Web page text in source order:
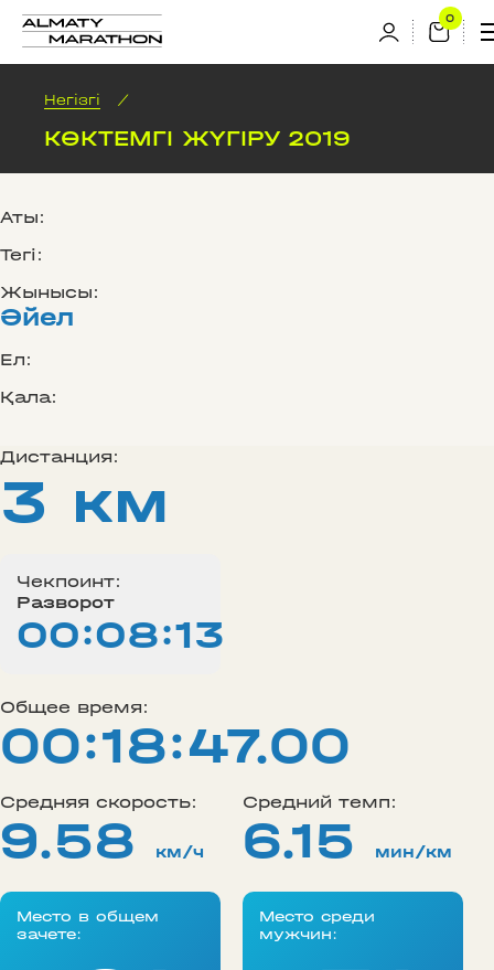
Негізгі /
КӨКТЕМГІ ЖҮГІРУ 2019
Аты:
Тегі:
Жынысы:
Әйел
Ел:
Қала:
Дистанция:
3 км
Чекпоинт:
Разворот
00:08:13
Общее время:
00:18:47.00
Средняя скорость:
9.58 км/ч
Средний темп:
6.15 мин/км
Место в общем
зачете:
Место среди
мужчин: